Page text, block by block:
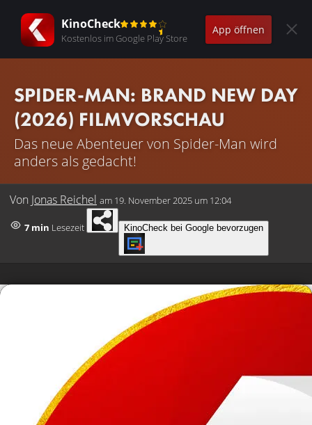
KinoCheck
Kostenlos im Google Play Store
App öffnen
SPIDER-MAN: BRAND NEW DAY
(2026) FILMVORSCHAU
Das neue Abenteuer von Spider-Man wird
anders als gedacht!
Von Jonas Reichel am 19. November 2025 um 12:04
7 min Lesezeit KinoCheck bei Google bevorzugen